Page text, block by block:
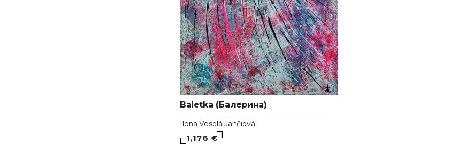
Baletka (Балерина)
Ilona Veselá Jančiová
1,176 €